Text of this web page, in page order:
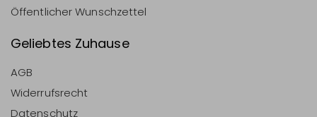
Öffentlicher Wunschzettel
Geliebtes Zuhause
AGB
Widerrufsrecht
Datenschutz